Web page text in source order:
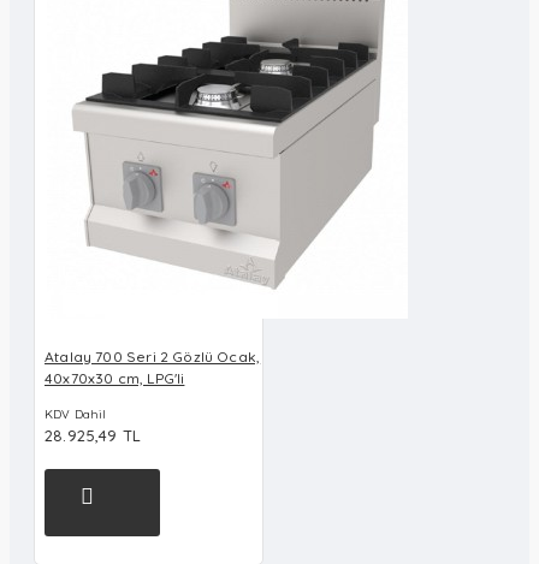
Atalay 700 Seri 2 Gözlü Ocak,
40x70x30 cm, LPG'li
KDV Dahil
28.925,49 TL